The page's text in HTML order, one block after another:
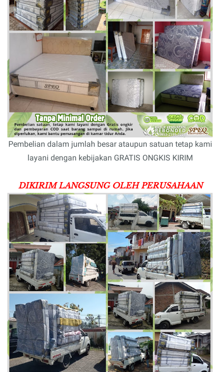
Pembelian dalam jumlah besar ataupun satuan tetap kami
layani dengan kebijakan GRATIS ONGKIS KIRIM
DIKIRIM LANGSUNG OLEH PERUSAHAAN